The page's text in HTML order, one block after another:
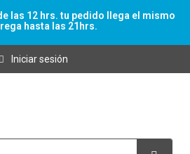
las 12 hrs. tu pedido llega el mismo
hasta las 21hrs.
Iniciar sesión